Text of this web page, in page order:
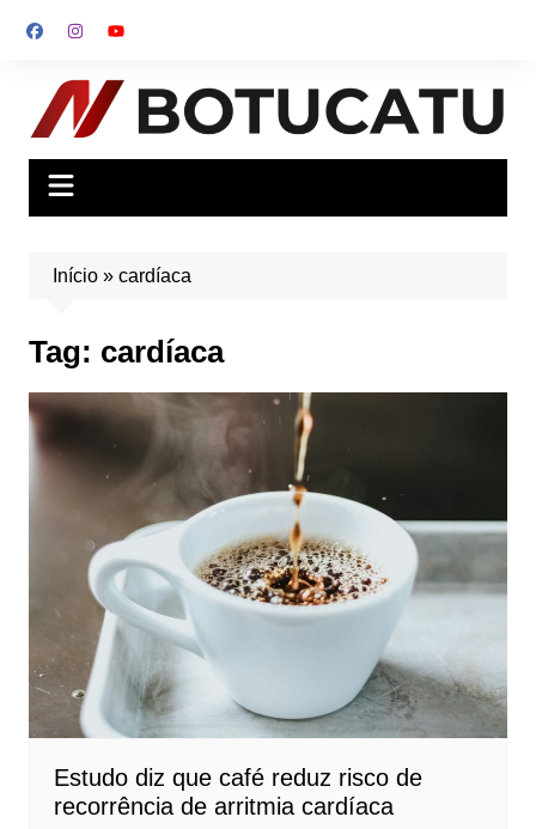
para
conteúdo
Início» cardíaca
Tag: cardíaca
Estudo diz que café reduz risco de
recorrência de arritmia cardíaca